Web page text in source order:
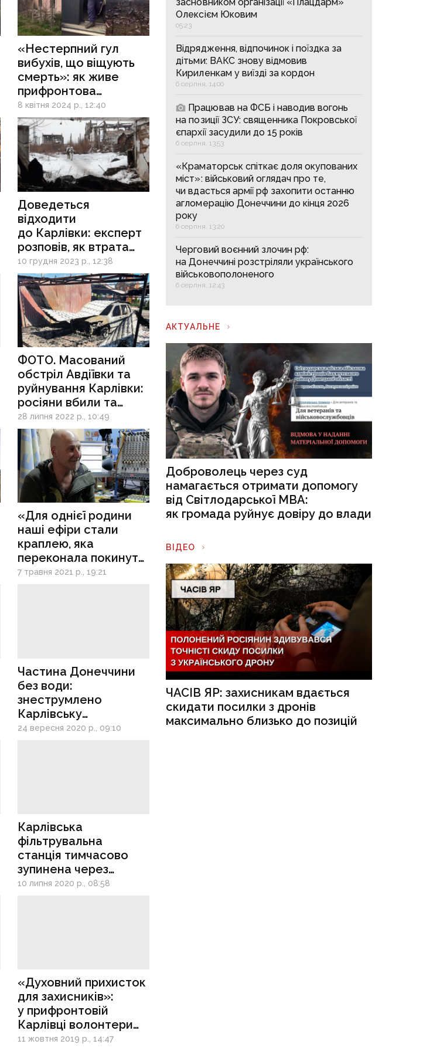
фронті
«Нестерпний гул
вибухів, що віщують
смерть»: як живе
прифронтова
Карлівка, яку росіяни
перетворили
на розруху
8 квітня 2024 р., 12:40
Доведеться
відходити
до Карлівки: експерт
розповів, як втрата
Авдіївки може
обвалити весь
український фронт
на сході
10 грудня 2023 р., 12:38
ФОТО. Масований
обстріл Авдіївки та
руйнування Карлівки:
росіяни вбили та
поранили мирних
людей на Донеччині
28 липня 2022 р., 10:49
«Для однієї родини
наші ефіри стали
краплею, яка
переконала покинути
ОРДО», — керівник
7 травня 2021 р., 19:21
Частина Донеччини
без води:
знеструмлено
Карлівську
фільтрувальну
24 вересня 2020 р., 09:10
Карлівська
фільтрувальна
станція тимчасово
зупинена через
ремонтні роботи
10 липня 2020 р., 08:58
«Духовний прихисток
для захисників»:
у прифронтовій
Карлівці волонтери
будують церкву
11 жовтня 2019 р., 14:47
Олексієм Юковим
05:23
Відрядження, відпочинок і поїздка за
дітьми: ВАКС знову відмовив
Кириленкам у виїзді за кордон
6 серпня, 14:00
Працював на ФСБ і наводив вогонь
на позиції ЗСУ: священника Покровської
єпархії засудили до 15 років
6 серпня, 13:53
«Краматорськ спіткає доля окупованих
міст»: військовий оглядач про те,
чи вдасться армії рф захопити останню
агломерацію Донеччини до кінця 2026
року
6 серпня, 13:20
Черговий воєнний злочин рф:
на Донеччині розстріляли українського
військовополоненого
6 серпня, 12:43
АКТУАЛЬНЕ
Доброволець через суд
намагається отримати допомогу
від Світлодарської МВА:
як громада руйнує довіру до влади
ВІДЕО
ЧАСІВ ЯР: захисникам вдається
скидати посилки з дронів
максимально близько до позицій